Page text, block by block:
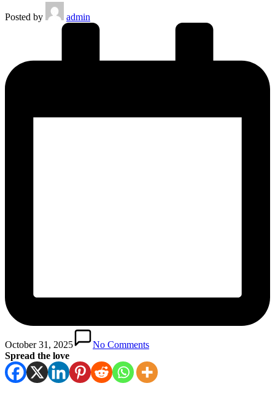
Posted by admin
October 31, 2025
No Comments
Spread the love